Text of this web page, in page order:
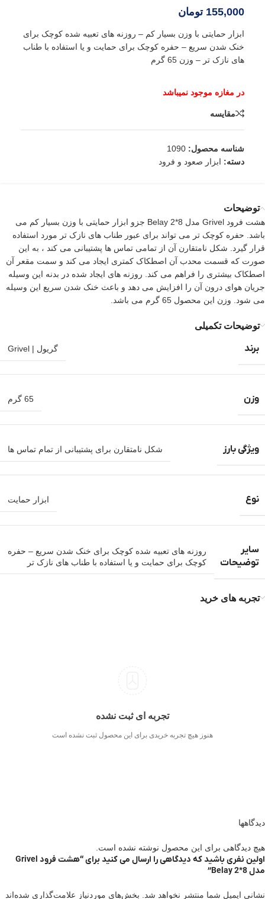
155,000 تومان
ابزار حمایتی با وزن بسیار کم – روزنه های تعبیه شده کوچک برای
خنک شدن سریع – حفره کوچک برای حمایت و یا استفاده با طناب
های نازک تر – وزن 65 گرم
مقایسه
شناسه محصول: 1090
دسته: ابزار صعود و فرود
توضیحات
هشت فرود Grivel مدل Belay 2*8 جزو ابزار حمایتی با وزن بسیار کم می
باشد. حفره کوچک تر می تواند برای عبور طناب های نازک تر مورد استفاده
قرار گیرد. شکل نامتقارن آن از تمامی تماس ها پشتیبانی می کند ، به این
صورت که قسمت محدب آن اصطکاک کمتری ایجاد می کند و سمت مقعر آن
اصطکاک بیشتری را فراهم می کند. روزنه های ایجاد شده در بدنه این وسیله
جریان هوای درون آن را افزایش می دهد و باعث خنک شدن سریع این وسیله
می شود. وزن این محصول 65 گرم می باشد.
توضیحات تکمیلی
برند گریول | Grivel
وزن 65 گرم
ویژگی بارز شکل نامتقارن برای پشتیبانی از تمام تماس ها
نوع ابزار حمایت
سایر
توضیحات
روزنه های تعبیه شده کوچک برای خنک شدن سریع – حفره
کوچک برای حمایت و یا استفاده با طناب های نازک تر
تجربه های خرید
تجربه ای ثبت نشده
هنوز هیچ تجربه خریدی برای این محصول ثبت نشده است
دیدگاهها
هیچ دیدگاهی برای این محصول نوشته نشده است.
اولین نفری باشید که دیدگاهی را ارسال می کنید برای “هشت فرود Grivel
مدل Belay 2*8”
نشانی ایمیل شما منتشر نخواهد شد. بخش‌های موردنیاز علامت‌گذاری شده‌اند